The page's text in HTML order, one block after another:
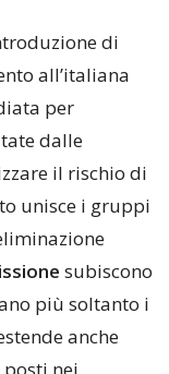
di
all’italiana
per
dalle
il rischio di
unisce i gruppi
subiscono
più soltanto i
anche